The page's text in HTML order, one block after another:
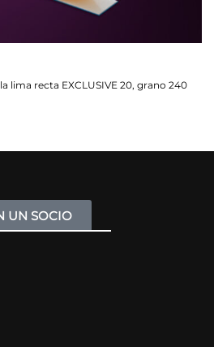
lima recta EXCLUSIVE 20, grano 240
UN SOCIO